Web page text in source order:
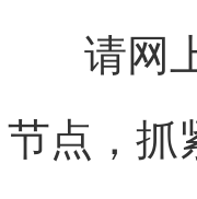
请网上
节点，抓